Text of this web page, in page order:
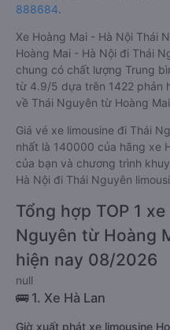
888684.
Xe Hoàng Mai - Hà Nội Thái
Hoàng Mai - Hà Nội đi Thái
chung có chất lượng Trung
từ 4.9/5 dựa trên 1422 phản
về Thái Nguyên từ Hoàng
Giá vé xe limousine đi Thái
nhất là 140000 của hãng xe
của bạn và chương trình
Hà Nội đi Thái Nguyên
Tổng hợp TOP 1
Nguyên từ Hoàng
hiện nay 08/2026
null
🚌 1. Xe Hà Lan
Giờ xuất phát xe limousine